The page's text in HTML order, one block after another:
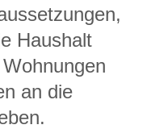
Haushalt
an die